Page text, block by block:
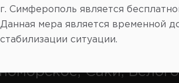
и районы,
Ялта,
Саки,
г. Симферополь является
Данная мера является временной
стабилизации ситуации.